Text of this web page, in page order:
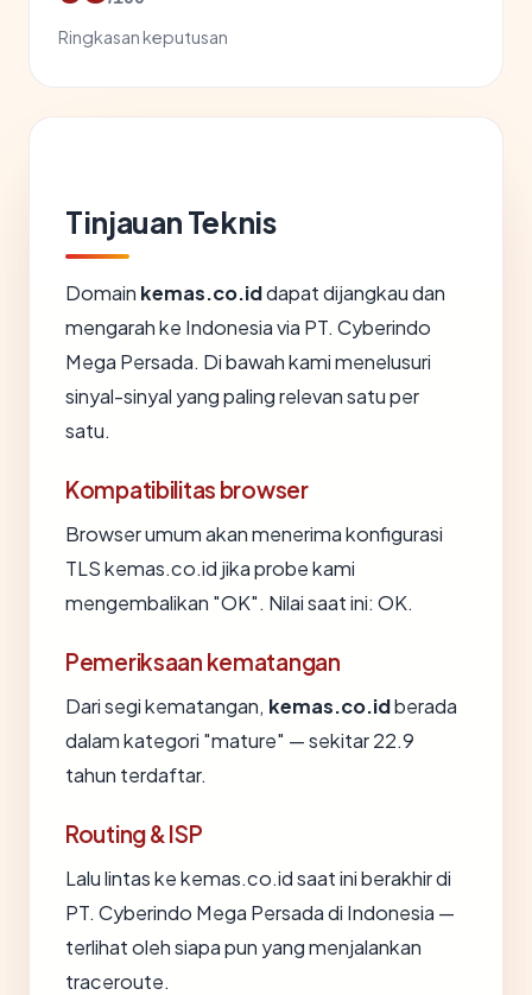
Ringkasan keputusan
Tinjauan Teknis
Domain kemas.co.iddapat dijangkau dan
mengarah ke Indonesia via PT. Cyberindo
Mega Persada. Di bawah kami menelusuri
sinyal-sinyal yang paling relevan satu per
satu.
Kompatibilitas browser
Browser umum akan menerima konfigurasi
TLS kemas.co.id jika probe kami
mengembalikan "OK". Nilai saat ini: OK.
Pemeriksaan kematangan
Dari segi kematangan, kemas.co.idberada
dalam kategori "mature" — sekitar 22.9
tahun terdaftar.
Routing & ISP
Lalu lintas ke kemas.co.id saat ini berakhir di
PT. Cyberindo Mega Persada di Indonesia —
terlihat oleh siapa pun yang menjalankan
traceroute.